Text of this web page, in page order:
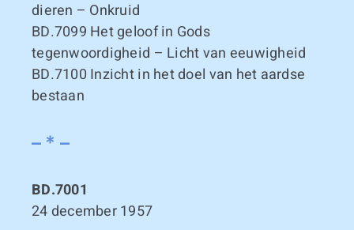
dieren – Onkruid
BD.7099 Het geloof in Gods
tegenwoordigheid – Licht van eeuwigheid
BD.7100 Inzicht in het doel van het aardse
bestaan
– * –
BD.7001
24 december 1957